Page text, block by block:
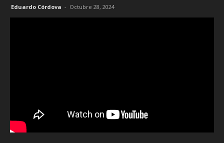
Eduardo Córdova - Octubre 28, 2024